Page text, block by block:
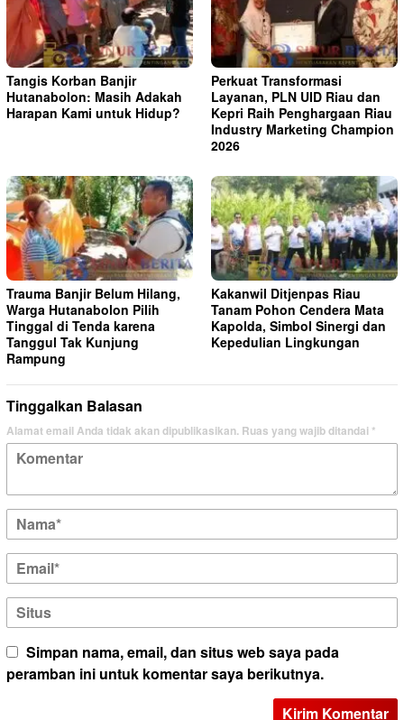
Tangis Korban Banjir
Hutanabolon: Masih Adakah
Harapan Kami untuk Hidup?
Perkuat Transformasi
Layanan, PLN UID Riau dan
Kepri Raih Penghargaan Riau
Industry Marketing Champion
2026
Trauma Banjir Belum Hilang,
Warga Hutanabolon Pilih
Tinggal di Tenda karena
Tanggul Tak Kunjung
Rampung
Kakanwil Ditjenpas Riau
Tanam Pohon Cendera Mata
Kapolda, Simbol Sinergi dan
Kepedulian Lingkungan
Tinggalkan Balasan
Alamat email Anda tidak akan dipublikasikan. Ruas yang wajib ditandai*
Simpan nama, email, dan situs web saya pada
peramban ini untuk komentar saya berikutnya.